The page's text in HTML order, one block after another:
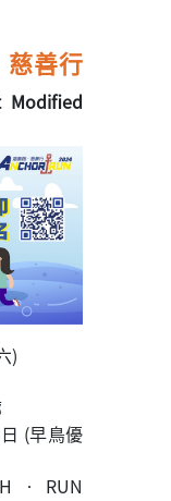
善行
Modified
)
(早鳥優
‧ RUN